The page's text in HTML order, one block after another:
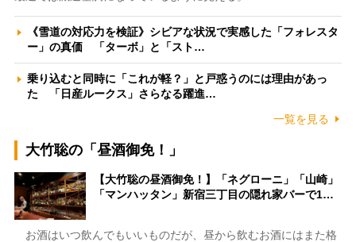
《雪道の対応力を検証》シビアな状況で実感した「フォレスタ
ー」の真価 「ターボ」と「スト…
乗り込むと同時に「これが軽？」と戸惑うのには理由があっ
た 「日産ルークス」さらなる躍進…
一覧を見る
大竹聡の「昼酒御免！」
【大竹聡の昼酒御免！】「ネグローニ」「山崎」
「マンハッタン」新宿三丁目の隠れ家バーで1…
お酒はいつ飲んでもいいものだが、昼から飲むお酒にはまた格